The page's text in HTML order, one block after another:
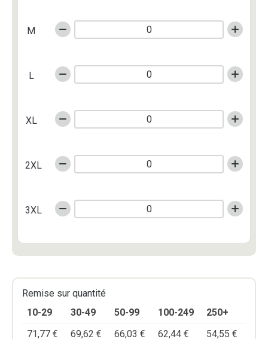
M
L
XL
2XL
3XL
Remise sur quantité
10-29
30-49 50-99 100-249
250+
71,77 € 69,62 € 66,03 € 62,44 € 54,55 €